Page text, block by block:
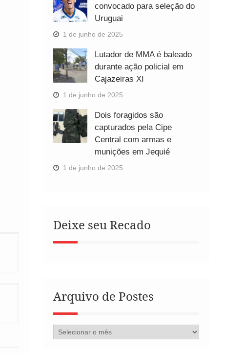
convocado para seleção do
Uruguai
1 de junho de 2025
Lutador de MMA é baleado
durante ação policial em
Cajazeiras XI
1 de junho de 2025
Dois foragidos são
capturados pela Cipe
Central com armas e
munições em Jequié
1 de junho de 2025
Deixe seu Recado
Arquivo de Postes
Arquivo